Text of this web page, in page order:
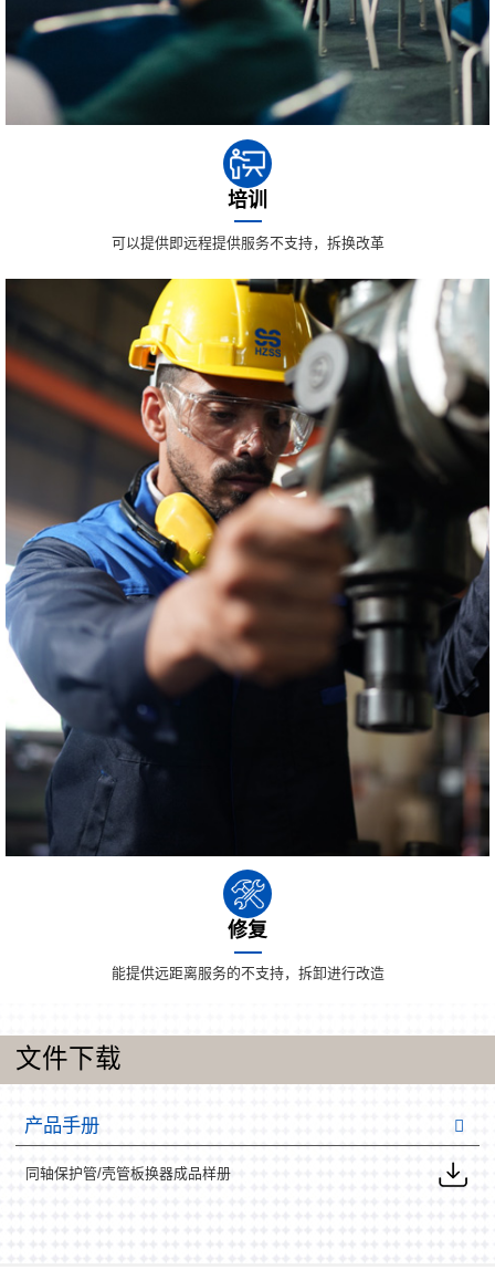
培训
可以提供即远程提供服务不支持，拆换改革
修复
能提供远距离服务的不支持，拆卸进行改造
文件下载
产品手册
同轴保护管/壳管板换器成品样册